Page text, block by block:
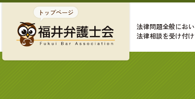
法律問題全般にお
法律相談を受け付